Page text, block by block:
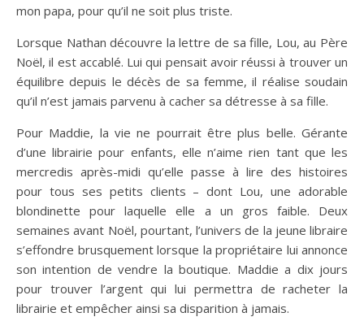
mon papa, pour qu’il ne soit plus triste.
Lorsque Nathan découvre la lettre de sa fille, Lou, au Père
Noël, il est accablé. Lui qui pensait avoir réussi à trouver un
équilibre depuis le décès de sa femme, il réalise soudain
qu’il n’est jamais parvenu à cacher sa détresse à sa fille.
Pour Maddie, la vie ne pourrait être plus belle. Gérante
d’une librairie pour enfants, elle n’aime rien tant que les
mercredis après-midi qu’elle passe à lire des histoires
pour tous ses petits clients – dont Lou, une adorable
blondinette pour laquelle elle a un gros faible. Deux
semaines avant Noël, pourtant, l’univers de la jeune libraire
s’effondre brusquement lorsque la propriétaire lui annonce
son intention de vendre la boutique. Maddie a dix jours
pour trouver l’argent qui lui permettra de racheter la
librairie et empêcher ainsi sa disparition à jamais.